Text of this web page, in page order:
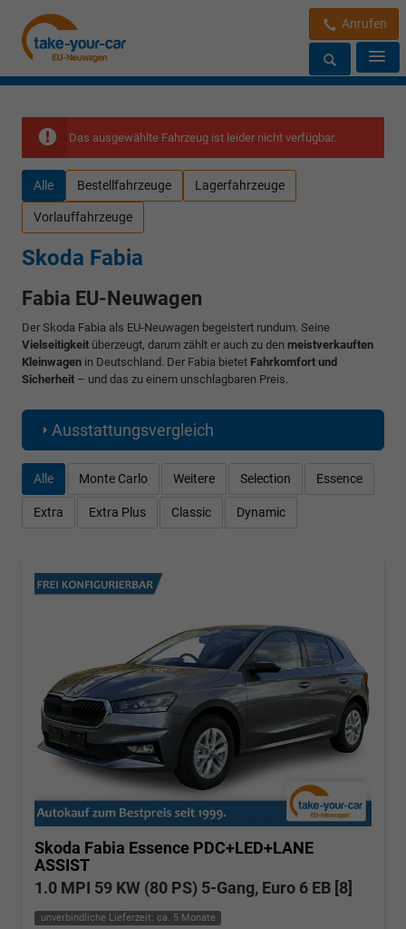
Anrufen
Das ausgewählte Fahrzeug ist leider nicht verfügbar.
Alle Bestellfahrzeuge Lagerfahrzeuge
Vorlauffahrzeuge
Skoda Fabia
Fabia EU-Neuwagen
Der Skoda Fabia als EU-Neuwagen begeistert rundum. Seine
Vielseitigkeit überzeugt, darum zählt er auch zu den meistverkauften
Kleinwagen in Deutschland. Der Fabia bietet Fahrkomfort und
Sicherheit – und das zu einem unschlagbaren Preis.
Ausstattungsvergleich
Alle Monte Carlo Weitere Selection Essence
Extra Extra Plus Classic Dynamic
Skoda Fabia Essence PDC+LED+LANE
ASSIST
1.0 MPI 59 KW (80 PS) 5-Gang, Euro 6 EB [8]
unverbindliche Lieferzeit: ca. 5 Monate